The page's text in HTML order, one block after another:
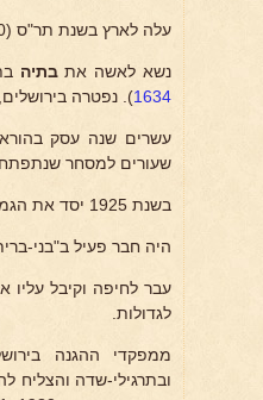
עלה לארץ בשנת תר"ס (1910).
נשא לאשה אתבתיה
1634). נפטרה בירושלים,
שעורים למסחר
בשנת 1925 יסד את הגמנסיה הריאלית בירושלים (הגמנסיה העברית בירושלים בראשית ימיה).
היה חבר פעיל ב"בני-
עבר לחיפה וקיבל
לגדולות.
ובתרגילי-שדה והצליח